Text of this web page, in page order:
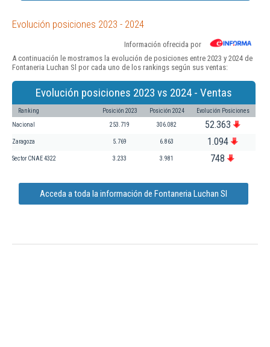
Evolución posiciones 2023 - 2024
Información ofrecida por
A continuación le mostramos la evolución de posiciones entre 2023 y 2024 de
Fontaneria Luchan Sl por cada uno de los rankings según sus ventas:
Evolución posiciones 2023 vs 2024 - Ventas
Ranking Posición 2023 Posición 2024 Evolución Posiciones
Nacional 253.719 306.082 52.363
Zaragoza 5.769 6.863 1.094
Sector CNAE 4322 3.233 3.981 748
Acceda a toda la información de Fontaneria Luchan Sl